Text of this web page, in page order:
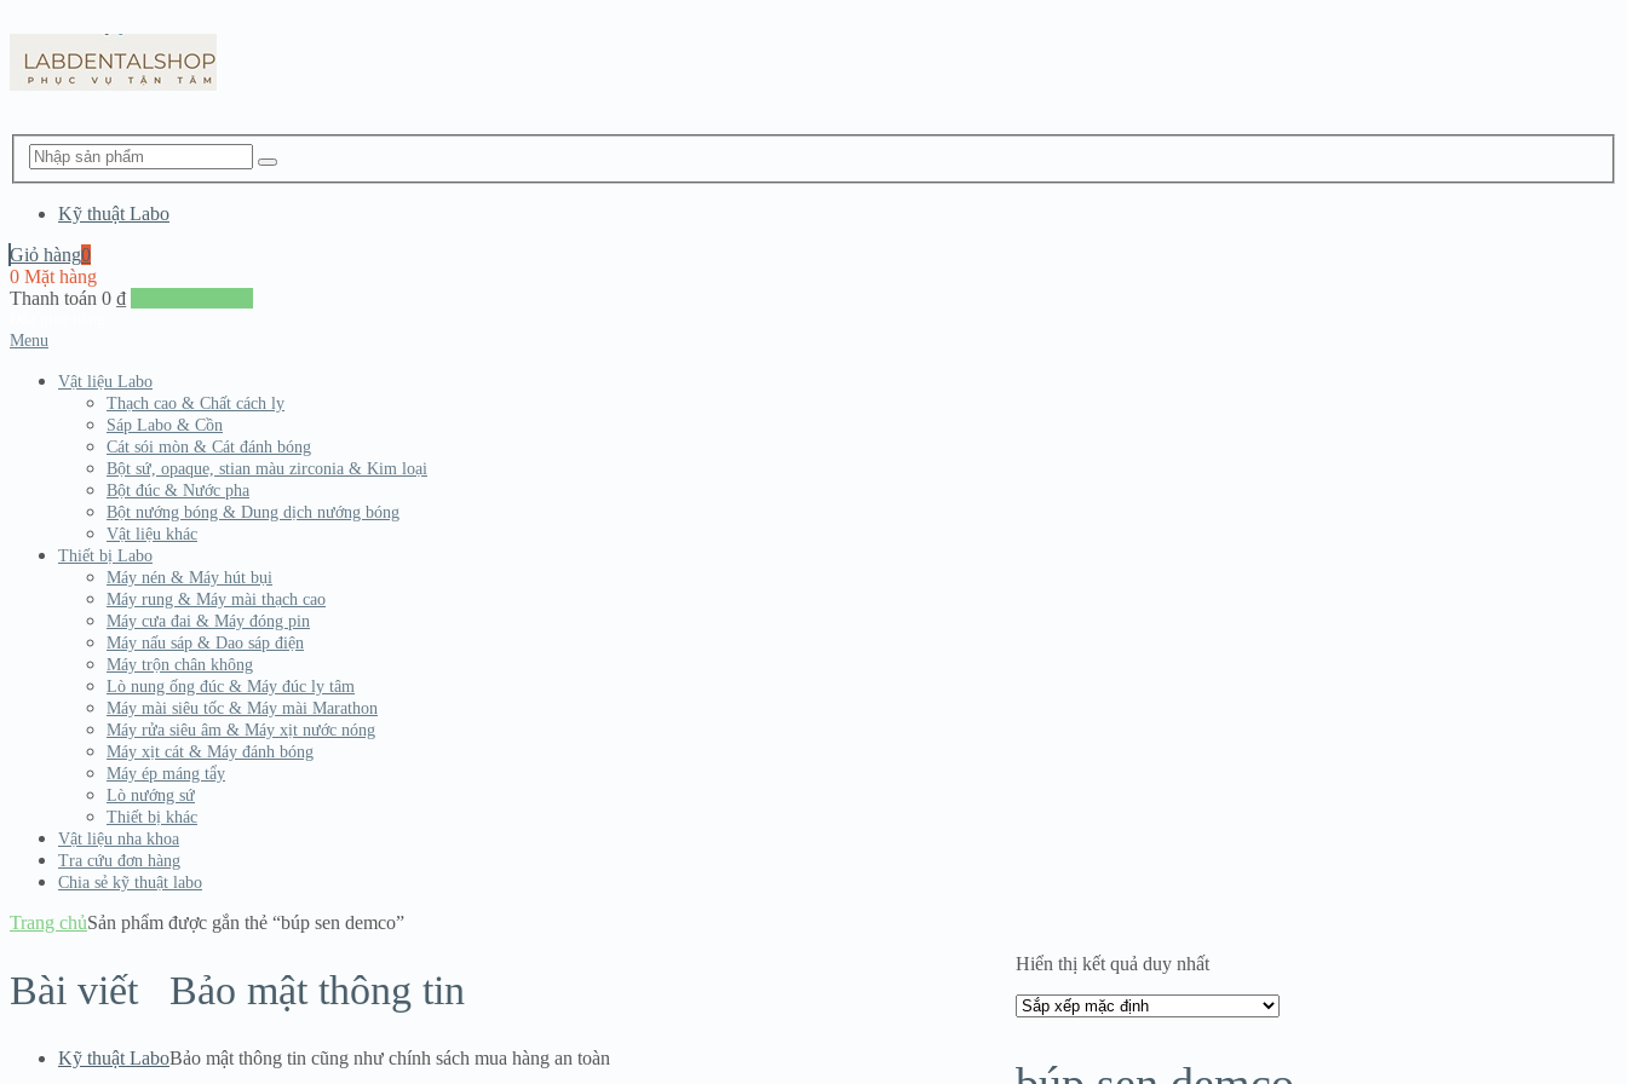
Kỹ thuật Labo
Giỏ hàng0
0 Mặt hàng
Thanh toán 0 ₫
Menu
Vật liệu Labo
Thạch cao & Chất cách ly
Sáp Labo & Cồn
Cát sói mòn & Cát đánh bóng
Bột sứ, opaque, stian màu zirconia & Kim loại
Bột đúc & Nước pha
Bột nướng bóng & Dung dịch nướng bóng
Vật liệu khác
Thiết bị Labo
Máy nén & Máy hút bụi
Máy rung & Máy mài thạch cao
Máy cưa đai & Máy đóng pin
Máy nấu sáp & Dao sáp điện
Máy trộn chân không
Lò nung ống đúc & Máy đúc ly tâm
Máy mài siêu tốc & Máy mài Marathon
Máy rửa siêu âm & Máy xịt nước nóng
Máy xịt cát & Máy đánh bóng
Máy ép máng tẩy
Lò nướng sứ
Thiết bị khác
Vật liệu nha khoa
Tra cứu đơn hàng
Chia sẻ kỹ thuật labo
Trang chủSản phẩm được gắn thẻ “búp sen demco”
Hiển thị kết quả duy nhất
Bài viết
Kỹ thuật Labo
Bảo mật thông tin
Bảo mật thông tin cũng như chính sách mua hàng an toàn